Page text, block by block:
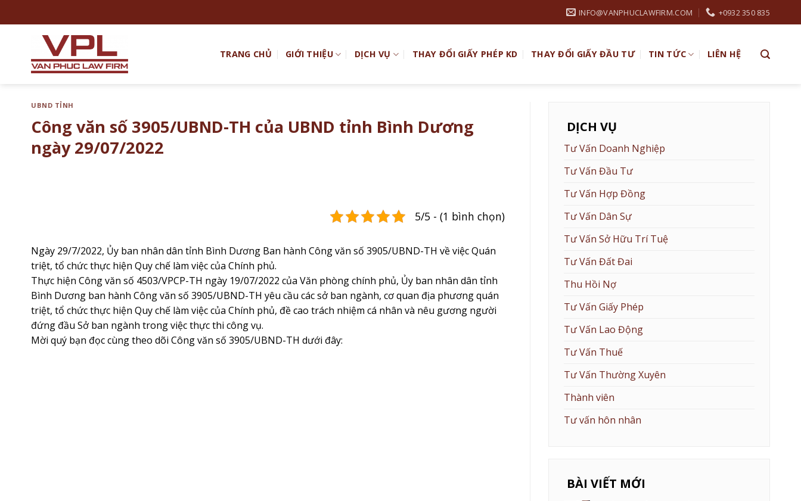
đến
INFO@VANPHUCLAWFIRM.COM +0932 350 835
TRANG CHỦ GIỚI THIỆU DỊCH VỤ THAY ĐỔI GIẤY PHÉP KD THAY ĐỔI GIẤY ĐẦU TƯ TIN TỨC LIÊN HỆ
UBND TỈNH
Công văn số 3905/UBND-TH của UBND tỉnh Bình Dương
ngày 29/07/2022
5/5 - (1 bình chọn)
Ngày 29/7/2022, Ủy ban nhân dân tỉnh Bình Dương Ban hành Công văn số 3905/UBND-TH về việc Quán
triệt, tổ chức thực hiện Quy chế làm việc của Chính phủ.
Thực hiện Công văn số 4503/VPCP-TH ngày 19/07/2022 của Văn phòng chính phủ, Ủy ban nhân dân tỉnh
Bình Dương ban hành Công văn số 3905/UBND-TH yêu cầu các sở ban ngành, cơ quan địa phương quán
triệt, tổ chức thực hiện Quy chế làm việc của Chính phủ, đề cao trách nhiệm cá nhân và nêu gương người
đứng đầu Sở ban ngành trong việc thực thi công vụ.
Mời quý bạn đọc cùng theo dõi Công văn số 3905/UBND-TH dưới đây:
DỊCH VỤ
Tư Vấn Doanh Nghiệp
Tư Vấn Đầu Tư
Tư Vấn Hợp Đồng
Tư Vấn Dân Sự
Tư Vấn Sở Hữu Trí Tuệ
Tư Vấn Đất Đai
Thu Hồi Nợ
Tư Vấn Giấy Phép
Tư Vấn Lao Động
Tư Vấn Thuế
Tư Vấn Thường Xuyên
Thành viên
Tư vấn hôn nhân
BÀI VIẾT MỚI